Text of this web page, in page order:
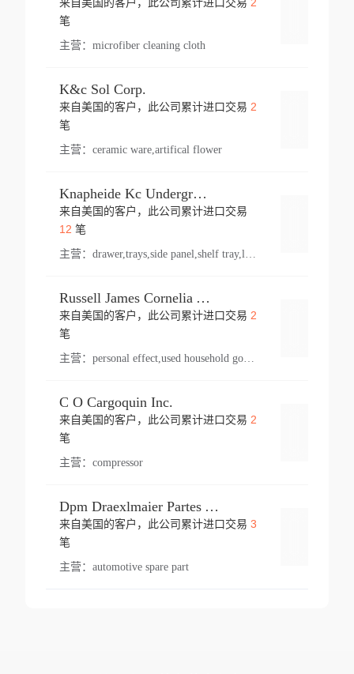
来自美国的客户，此公司累计进口交易
笔
主营： microfiber cleaning cloth
K&c Sol Corp.
来自美国的客户，此公司累计进口交易 2
笔
主营： ceramic ware,artifical flower
Knapheide Kc Underground
来自美国的客户，此公司累计进口交易
12 笔
主营：
Russell James Cornelia Arlington Va
来自美国的客户，此公司累计进口交易 2
笔
主营： personal effect,used household goods
C O Cargoquin Inc.
来自美国的客户，此公司累计进口交易 2
笔
主营： compressor
Dpm Draexlmaier Partes Automotrices Corr Ind Huejotzingo
来自美国的客户，此公司累计进口交易 3
笔
主营： automotive spare part